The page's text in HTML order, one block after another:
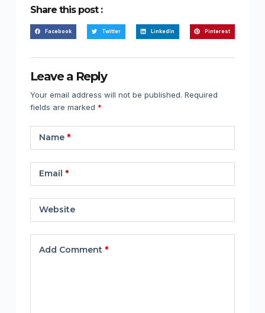
Share this post :
Facebook Twitter LinkedIn Pinterest
Leave a Reply
Your email address will not be published. Required
fields are marked *
Name*
Email *
Website
Add Comment *